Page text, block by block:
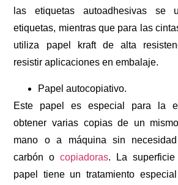
las etiquetas autoadhesivas se
etiquetas, mientras que para las
utiliza papel kraft de alta
resistir aplicaciones en embalaje.
Papel autocopiativo.
Este papel es especial para la
obtener varias copias de un
mano o a máquina sin
carbón ocopiadoras. La
papel tiene un tratamiento